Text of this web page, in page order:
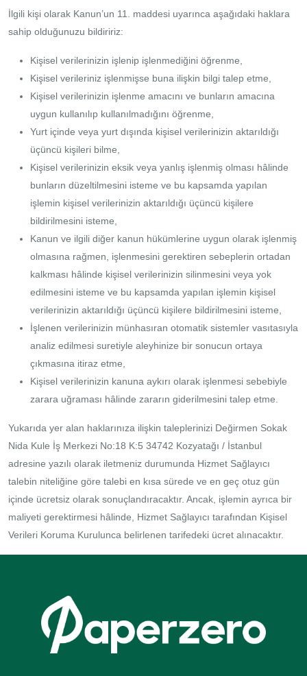
İlgili kişi olarak Kanun’un 11. maddesi uyarınca aşağıdaki haklara
sahip olduğunuzu bildiririz:
Kişisel verilerinizin işlenip işlenmediğini öğrenme,
Kişisel verileriniz işlenmişse buna ilişkin bilgi talep etme,
Kişisel verilerinizin işlenme amacını ve bunların amacına
uygun kullanılıp kullanılmadığını öğrenme,
Yurt içinde veya yurt dışında kişisel verilerinizin aktarıldığı
üçüncü kişileri bilme,
Kişisel verilerinizin eksik veya yanlış işlenmiş olması hâlinde
bunların düzeltilmesini isteme ve bu kapsamda yapılan
işlemin kişisel verilerinizin aktarıldığı üçüncü kişilere
bildirilmesini isteme,
Kanun ve ilgili diğer kanun hükümlerine uygun olarak işlenmiş
olmasına rağmen, işlenmesini gerektiren sebeplerin ortadan
kalkması hâlinde kişisel verilerinizin silinmesini veya yok
edilmesini isteme ve bu kapsamda yapılan işlemin kişisel
verilerinizin aktarıldığı üçüncü kişilere bildirilmesini isteme,
İşlenen verilerinizin münhasıran otomatik sistemler vasıtasıyla
analiz edilmesi suretiyle aleyhinize bir sonucun ortaya
çıkmasına itiraz etme,
Kişisel verilerinizin kanuna aykırı olarak işlenmesi sebebiyle
zarara uğraması hâlinde zararın giderilmesini talep etme.
Yukarıda yer alan haklarınıza ilişkin taleplerinizi Değirmen Sokak
Nida Kule İş Merkezi No:18 K:5 34742 Kozyatağı / İstanbul
adresine yazılı olarak iletmeniz durumunda Hizmet Sağlayıcı
talebin niteliğine göre talebi en kısa sürede ve en geç otuz gün
içinde ücretsiz olarak sonuçlandıracaktır. Ancak, işlemin ayrıca bir
maliyeti gerektirmesi hâlinde, Hizmet Sağlayıcı tarafından Kişisel
Verileri Koruma Kurulunca belirlenen tarifedeki ücret alınacaktır.